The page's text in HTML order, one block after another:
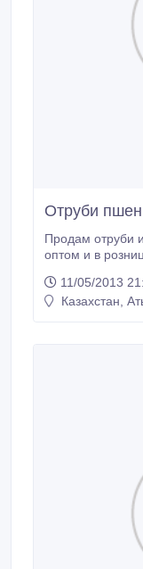
Отруби
Продам отруби
оптом и в
11/05/2013
Казахстан,